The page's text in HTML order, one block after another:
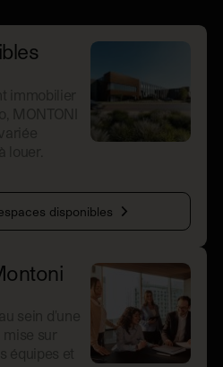
disponibles